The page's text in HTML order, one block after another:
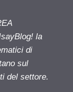
la
di
sul
del settore.